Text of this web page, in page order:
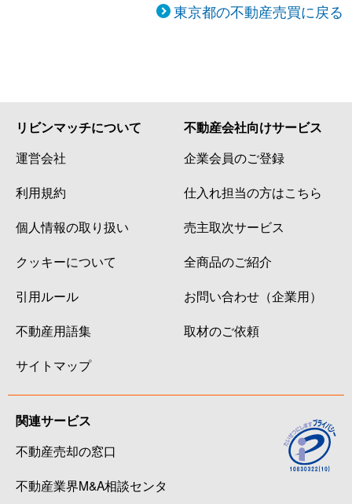
東京都の不動産売買に戻る
リビンマッチについて
運営会社
利用規約
個人情報の取り扱い
クッキーについて
引用ルール
不動産用語集
サイトマップ
不動産会社向けサービス
企業会員のご登録
仕入れ担当の方はこちら
売主取次サービス
全商品のご紹介
お問い合わせ（企業用）
取材のご依頼
関連サービス
不動産売却の窓口
不動産業界M&A相談センタ